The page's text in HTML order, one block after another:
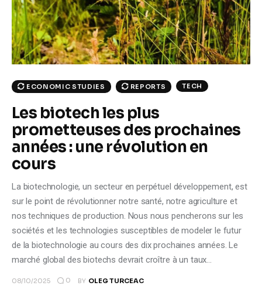
Climate
Markets
Tech
Shop
ECONOMIC STUDIES REPORTS TECH
Les biotech les plus
prometteuses des prochaines
années : une révolution en
cours
La biotechnologie, un secteur en perpétuel développement, est
sur le point de révolutionner notre santé, notre agriculture et
nos techniques de production. Nous nous pencherons sur les
sociétés et les technologies susceptibles de modeler le futur
de la biotechnologie au cours des dix prochaines années. Le
marché global des biotechs devrait croître à un taux…
08/10/2025 0 BY OLEG TURCEAC